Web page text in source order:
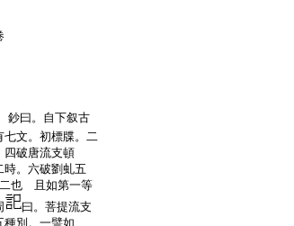
鈔曰。自下叙古
七文。初標牒。二
四破唐流支頓
時。六破劉虬五
二也 且如第一等
曰。菩提流支
種別。一譬如